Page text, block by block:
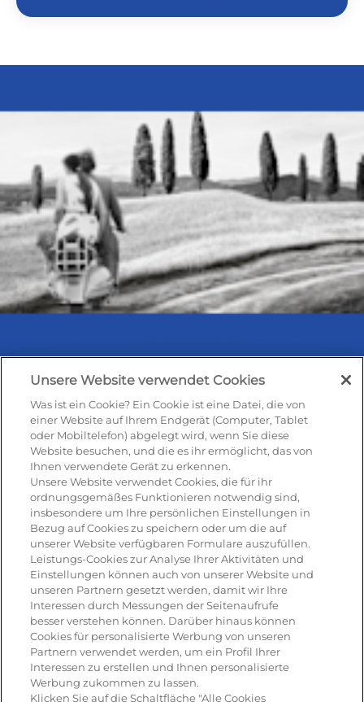
Rezepte & Produkte
Rezepte
Antipasti
Pizza
Pasta & aufläufe
Salat
Risotto
Dessert
Unsere Website verwendet Cookies
Was ist ein Cookie? Ein Cookie ist eine Datei, die von
einer Website auf Ihrem Endgerät (Computer, Tablet
oder Mobiltelefon) abgelegt wird, wenn Sie diese
Website besuchen, und die es ihr ermöglicht, das von
Ihnen verwendete Gerät zu erkennen.
Unsere Website verwendet Cookies, die für ihr
ordnungsgemäßes Funktionieren notwendig sind,
insbesondere um Ihre persönlichen Einstellungen in
Bezug auf Cookies zu speichern oder um die auf
unserer Website verfügbaren Formulare auszufüllen.
Leistungs-Cookies zur Analyse Ihrer Aktivitäten und
Einstellungen können auch von unserer Website und
unseren Partnern gesetzt werden, damit wir Ihre
Interessen durch Messungen der Seitenaufrufe
besser verstehen können. Darüber hinaus können
Cookies für personalisierte Werbung von unseren
Partnern verwendet werden, um ein Profil Ihrer
Interessen zu erstellen und Ihnen personalisierte
Werbung zukommen zu lassen.
Klicken Sie auf die Schaltfläche "Alle Cookies